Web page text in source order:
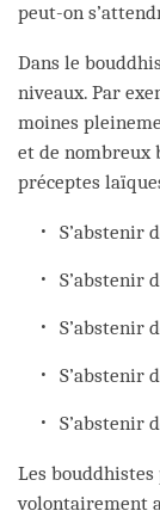
peut-on
Dans le
niveaux. Par
moines
et de nombreux
préceptes
S’abstenir
S’abstenir
S’abstenir
S’abstenir
S’abstenir
Les
volontairement